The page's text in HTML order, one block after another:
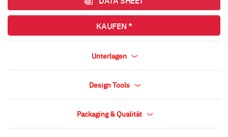
KAUFEN *
Unterlagen
Design Tools
Packaging & Qualität